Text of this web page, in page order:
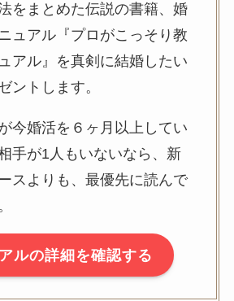
をまとめた伝説の書籍、婚
ュアル『プロがこっそり教
アル』を真剣に結婚したい
ントします。
今婚活を６ヶ月以上してい
手が1人もいないなら、新
スよりも、最優先に読んで
ルの詳細を確認する